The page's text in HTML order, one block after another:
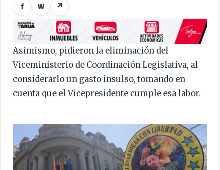
f W ↗
Asimismo, pidieron la eliminación del
Viceministerio de Coordinación Legislativa, al
considerarlo un gasto insulso, tomando en
cuenta que el Vicepresidente cumple esa labor.